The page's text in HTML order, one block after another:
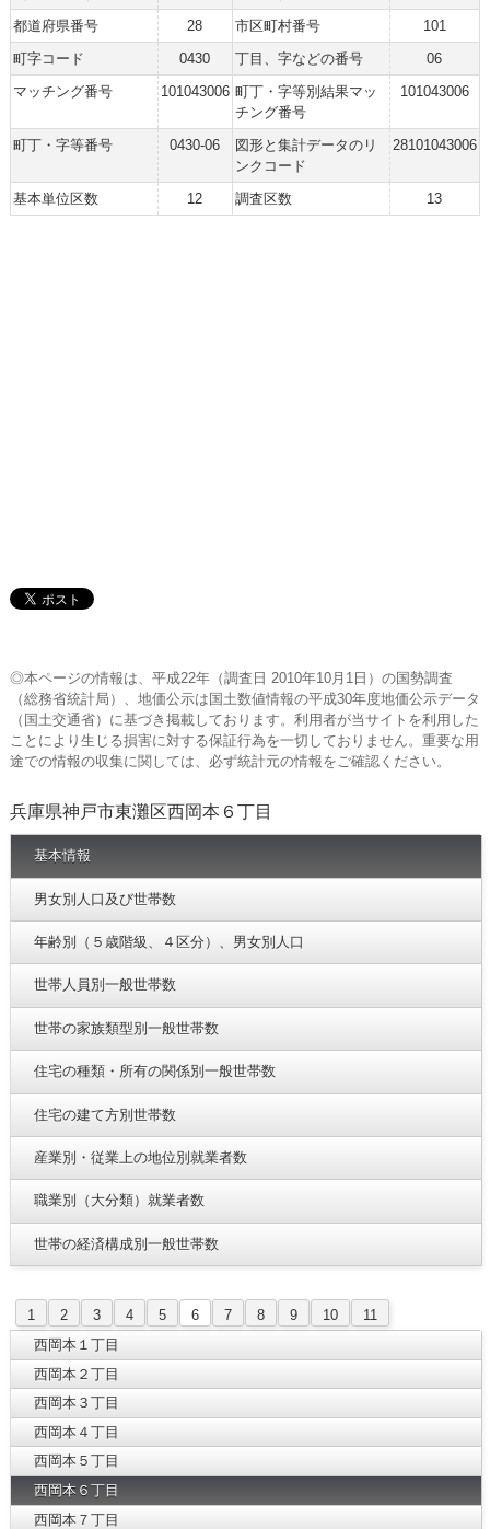
都道府県番号
28 市区町村番号
101
町字コード
0430 丁目、字などの番号
06
マッチング番号
101043006 町丁・字等別結果マッ
チング番号
101043006
町丁・字等番号 0430-06
図形と集計データのリ
ンクコード
28101043006
基本単位区数 12 調査区数 13
◎本ページの情報は、平成22年（調査日 2010年10月1日）の国勢調査
（総務省統計局）、地価公示は国土数値情報の平成30年度地価公示データ
（国土交通省）に基づき掲載しております。利用者が当サイトを利用した
ことにより生じる損害に対する保証行為を一切しておりません。重要な用
途での情報の収集に関しては、必ず統計元の情報をご確認ください。
兵庫県神戸市東灘区西岡本６丁目
基本情報
男女別人口及び世帯数
年齢別（５歳階級、４区分）、男女別人口
世帯人員別一般世帯数
世帯の家族類型別一般世帯数
住宅の種類・所有の関係別一般世帯数
住宅の建て方別世帯数
産業別・従業上の地位別就業者数
職業別（大分類）就業者数
世帯の経済構成別一般世帯数
1 2 3 4 5 6 7 8 9 10
11
西岡本１丁目
西岡本２丁目
西岡本３丁目
西岡本４丁目
西岡本５丁目
西岡本６丁目
西岡本７丁目